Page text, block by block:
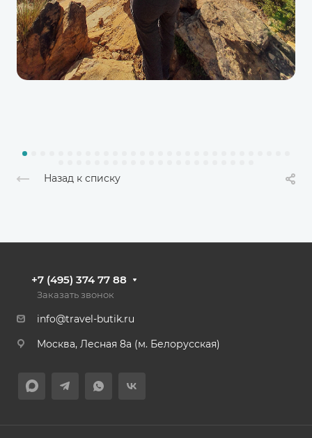
Назад к списку
+7 (495) 374 77 88
Заказать звонок
info@travel-butik.ru
Москва, Лесная 8а (м. Белорусская)